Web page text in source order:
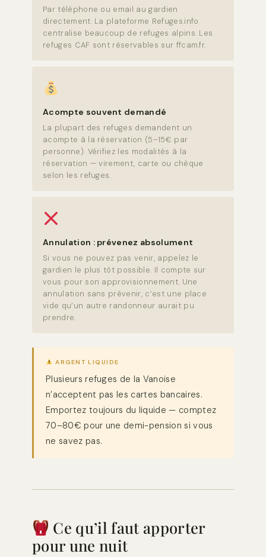
Par téléphone ou email au gardien
directement. La plateforme Refuges.info
centralise beaucoup de refuges alpins. Les
refuges CAF sont réservables sur ffcam.fr.
Acompte souvent demandé
La plupart des refuges demandent un
acompte à la réservation (5–15€ par
personne). Vérifiez les modalités à la
réservation — virement, carte ou chèque
selon les refuges.
Annulation : prévenez absolument
Si vous ne pouvez pas venir, appelez le
gardien le plus tôt possible. Il compte sur
vous pour son approvisionnement. Une
annulation sans prévenir, c’est une place
vide qu’un autre randonneur aurait pu
prendre.
ARGENT LIQUIDE
Plusieurs refuges de la Vanoise
n’acceptent pas les cartes bancaires.
Emportez toujours du liquide — comptez
70–80€ pour une demi-pension si vous
ne savez pas.
Ce qu’il faut apporter
pour une nuit